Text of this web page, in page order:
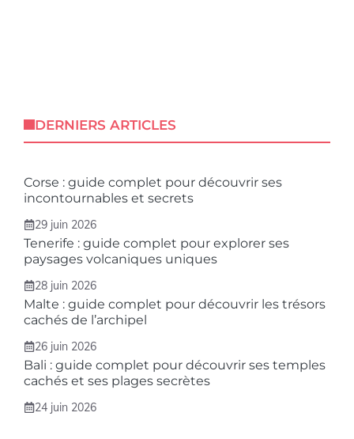
DERNIERS ARTICLES
Corse : guide complet pour découvrir ses
incontournables et secrets
29 juin 2026
Tenerife : guide complet pour explorer ses
paysages volcaniques uniques
28 juin 2026
Malte : guide complet pour découvrir les trésors
cachés de l’archipel
26 juin 2026
Bali : guide complet pour découvrir ses temples
cachés et ses plages secrètes
24 juin 2026